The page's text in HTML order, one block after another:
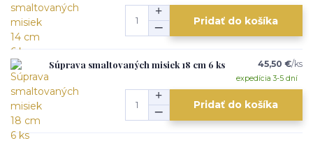
Pridať do košíka
Súprava smaltovaných misiek 18 cm 6 ks 45,50 €/ks
expedícia 3-5 dní
Pridať do košíka